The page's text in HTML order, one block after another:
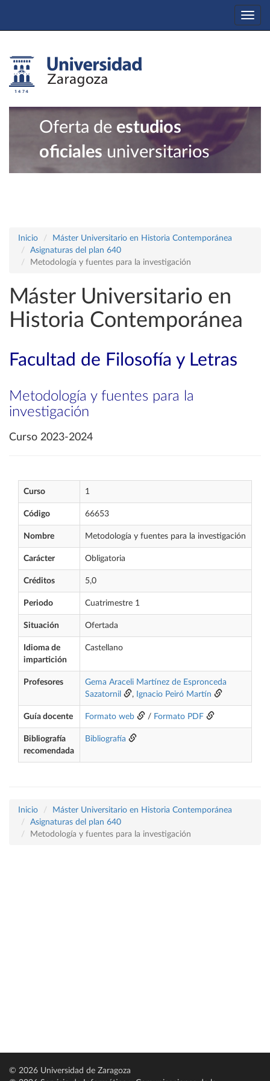
Oferta de estudios
oficiales universitarios
Inicio
Máster Universitario en Historia Contemporánea
Asignaturas del plan 640
Metodología y fuentes para la investigación
Máster Universitario en
Historia Contemporánea
Facultad de Filosofía y Letras
Metodología y fuentes para la
investigación
Curso 2023-2024
Curso 1
Código 66653
Nombre Metodología y fuentes para la investigación
Carácter Obligatoria
Créditos 5,0
Periodo Cuatrimestre 1
Situación Ofertada
Idioma de
impartición
Castellano
Profesores
Gema Araceli Martínez de Espronceda
Sazatornil
, Ignacio Peiró Martín
Guía docente Formato web / Formato PDF
Bibliografía
recomendada
Bibliografía
Inicio
Máster Universitario en Historia Contemporánea
Asignaturas del plan 640
Metodología y fuentes para la investigación
© 2026 Universidad de Zaragoza